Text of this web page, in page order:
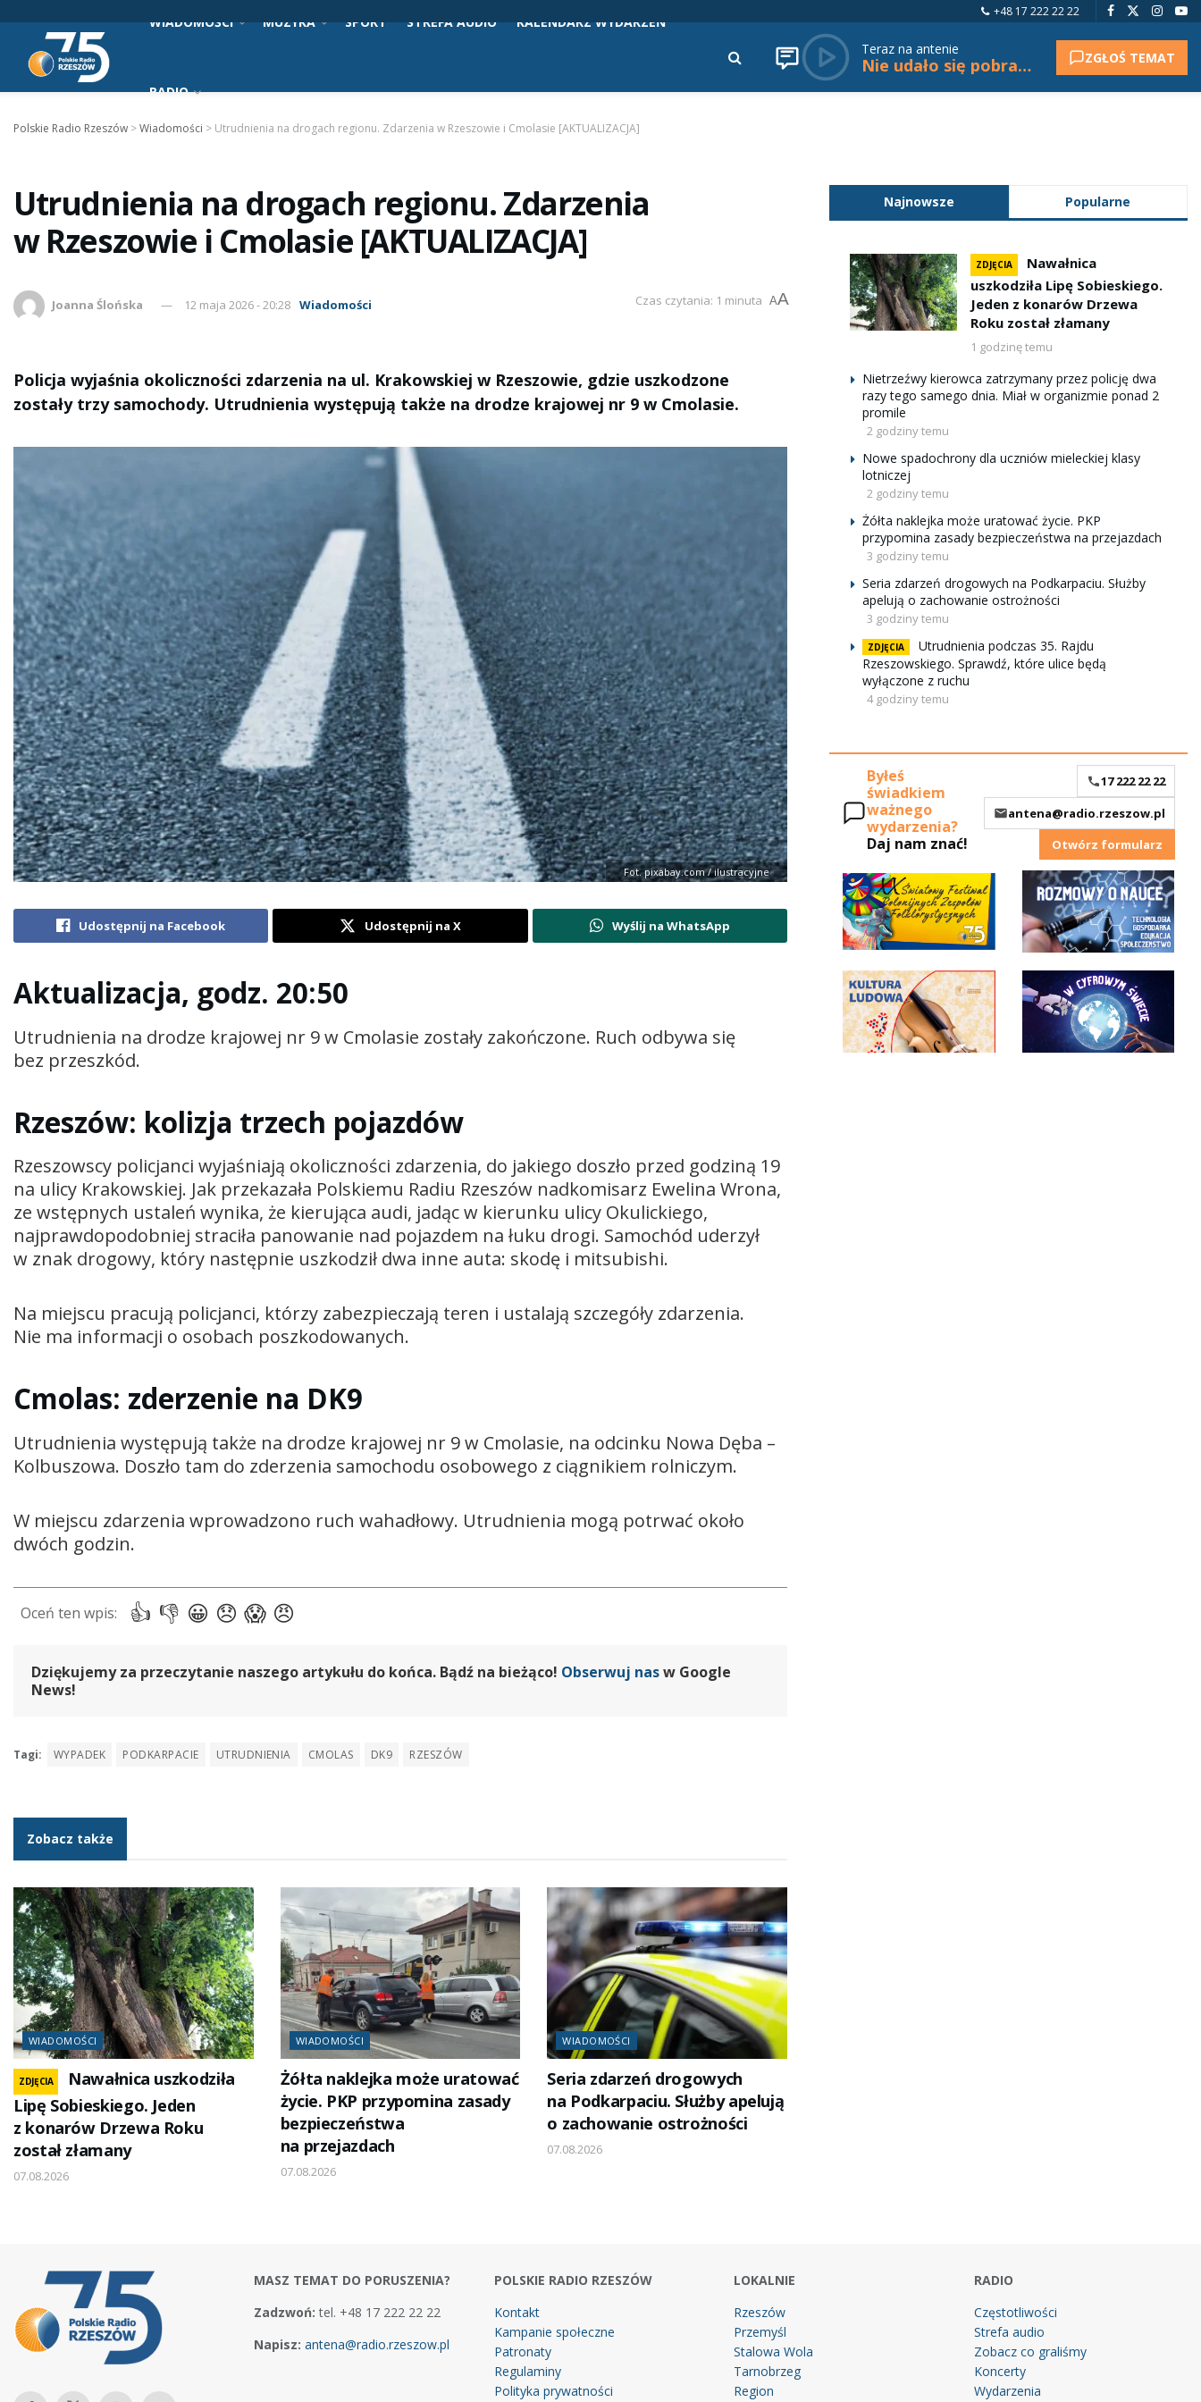
+48 17 222 22 22
WIADOMOŚCI MUZYKA SPORT STREFA AUDIO KALENDARZ WYDARZEŃ
RADIO
Teraz na antenie
Nie udało się pobrać tytułu. ZGŁOŚ TEMAT
Polskie Radio Rzeszów >Wiadomości > Utrudnienia na drogach regionu. Zdarzenia w Rzeszowie i Cmolasie [AKTUALIZACJA]
Utrudnienia na drogach regionu. Zdarzenia
w Rzeszowie i Cmolasie [AKTUALIZACJA]
Joanna Ślońska 12 maja 2026 - 20:28 Wiadomości Czas czytania: 1 minuta AA
Policja wyjaśnia okoliczności zdarzenia na ul. Krakowskiej w Rzeszowie, gdzie uszkodzone
zostały trzy samochody. Utrudnienia występują także na drodze krajowej nr 9 w Cmolasie.
Fot. pixabay.com / ilustracyjne
Udostępnij na Facebook Udostępnij na X Wyślij na WhatsApp
Aktualizacja, godz. 20:50
Utrudnienia na drodze krajowej nr 9 w Cmolasie zostały zakończone. Ruch odbywa się
bez przeszkód.
Rzeszów: kolizja trzech pojazdów
Rzeszowscy policjanci wyjaśniają okoliczności zdarzenia, do jakiego doszło przed godziną 19
na ulicy Krakowskiej. Jak przekazała Polskiemu Radiu Rzeszów nadkomisarz Ewelina Wrona,
ze wstępnych ustaleń wynika, że kierująca audi, jadąc w kierunku ulicy Okulickiego,
najprawdopodobniej straciła panowanie nad pojazdem na łuku drogi. Samochód uderzył
w znak drogowy, który następnie uszkodził dwa inne auta: skodę i mitsubishi.
Na miejscu pracują policjanci, którzy zabezpieczają teren i ustalają szczegóły zdarzenia.
Nie ma informacji o osobach poszkodowanych.
Cmolas: zderzenie na DK9
Utrudnienia występują także na drodze krajowej nr 9 w Cmolasie, na odcinku Nowa Dęba –
Kolbuszowa. Doszło tam do zderzenia samochodu osobowego z ciągnikiem rolniczym.
W miejscu zdarzenia wprowadzono ruch wahadłowy. Utrudnienia mogą potrwać około
dwóch godzin.
Dziękujemy za przeczytanie naszego artykułu do końca. Bądź na bieżąco! Obserwuj nasw Google
News!
Tagi: WYPADEK PODKARPACIE UTRUDNIENIA CMOLAS DK9 RZESZÓW
Zobacz także
WIADOMOŚCI
ZDJĘCIA
Nawałnica uszkodziła
Lipę Sobieskiego. Jeden
z konarów Drzewa Roku
został złamany
07.08.2026
WIADOMOŚCI
Żółta naklejka może uratować
życie. PKP przypomina zasady
bezpieczeństwa
na przejazdach
07.08.2026
WIADOMOŚCI
Seria zdarzeń drogowych
na Podkarpaciu. Służby apelują
o zachowanie ostrożności
07.08.2026
Najnowsze Popularne
ZDJĘCIA
Nawałnica
uszkodziła Lipę Sobieskiego.
Jeden z konarów Drzewa
Roku został złamany
1 godzinę temu
Nietrzeźwy kierowca zatrzymany przez policję dwa
razy tego samego dnia. Miał w organizmie ponad 2
promile
2 godziny temu
Nowe spadochrony dla uczniów mieleckiej klasy
lotniczej
2 godziny temu
Żółta naklejka może uratować życie. PKP
przypomina zasady bezpieczeństwa na przejazdach
3 godziny temu
Seria zdarzeń drogowych na Podkarpaciu. Służby
apelują o zachowanie ostrożności
3 godziny temu
ZDJĘCIA
Utrudnienia podczas 35. Rajdu
Rzeszowskiego. Sprawdź, które ulice będą
wyłączone z ruchu
4 godziny temu
Byłeś
świadkiem
ważnego
wydarzenia?
Daj nam znać!
17 222 22 22
antena@radio.rzeszow.pl
Otwórz formularz
MASZ TEMAT DO PORUSZENIA?
Zadzwoń: tel. +48 17 222 22 22
Napisz: antena@radio.rzeszow.pl
POLSKIE RADIO RZESZÓW
Kontakt
Kampanie społeczne
Patronaty
Regulaminy
Polityka prywatności
LOKALNIE
Rzeszów
Przemyśl
Stalowa Wola
Tarnobrzeg
Region
RADIO
Częstotliwości
Strefa audio
Zobacz co graliśmy
Koncerty
Wydarzenia